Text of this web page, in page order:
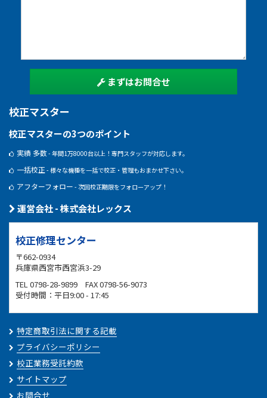
まずはお問合せ
校正マスター
校正マスターの3つのポイント
実績 多数- 年間1万8000台以上！専門スタッフが対応します。
一括校正 - 様々な機種を一括で校正・管理もおまかせ下さい。
アフターフォロー - 次回校正期限をフォローアップ！
運営会社 - 株式会社レックス
校正修理センター
〒662-0934
兵庫県西宮市西宮浜3-29
TEL 0798-28-9899 FAX 0798-56-9073
受付時間：平日9:00 - 17:45
特定商取引法に関する記載
プライバシーポリシー
校正業務受託約款
サイトマップ
お問合せ